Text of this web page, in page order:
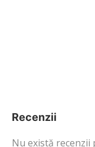
Recenzii
Nu există recenzii